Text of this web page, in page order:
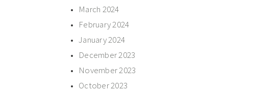
March 2024
February 2024
January 2024
December 2023
November 2023
October 2023